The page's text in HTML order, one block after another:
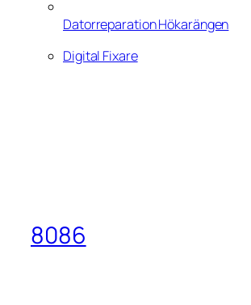
Datorreparation Hökarängen
Digital Fixare
8086